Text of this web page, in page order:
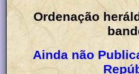
Ordenação
Ainda não